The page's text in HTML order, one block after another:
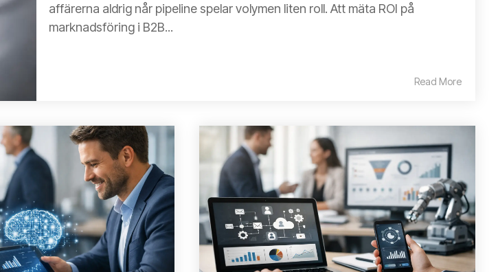
affärerna aldrig når pipeline spelar volymen liten roll. Att mäta ROI på
marknadsföring i B2B...
Read More